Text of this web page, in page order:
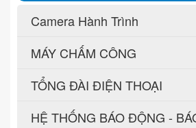
Camera Hành Trình
MÁY CHẤM CÔNG
TỔNG ĐÀI ĐIỆN THOẠI
HỆ THỐNG BÁO ĐỘNG -